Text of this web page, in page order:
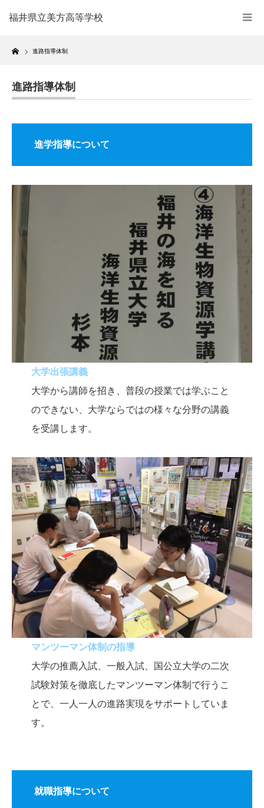
福井県立美方高等学校
Home
進路指導体制
進路指導体制
進学指導について
大学出張講義
大学から講師を招き、普段の授業では学ぶこと
のできない、大学ならではの様々な分野の講義
を受講します。
マンツーマン体制の指導
大学の推薦入試、一般入試、国公立大学の二次
試験対策を徹底したマンツーマン体制で行うこ
とで、一人一人の進路実現をサポートしていま
す。
就職指導について